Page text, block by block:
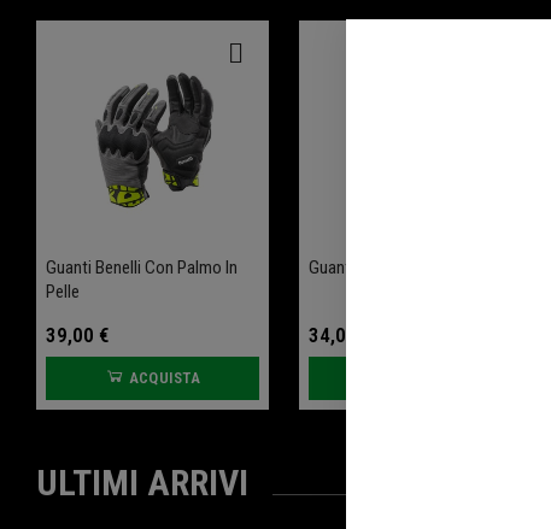
Guanti Benelli Con Palmo In
Pelle
39,00 €
ACQUISTA
Guanti Benelli - Essential
34,00 €
ULTIMI ARRIVI